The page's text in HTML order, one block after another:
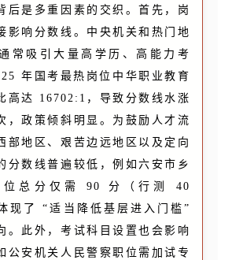
后是多重因素的交织。首先，岗
影响分数线。中央机关和热门地
常吸引大量高学历、高能力考
年国考最热岗位中华职业教育
高达 16702:1，导致分数线水涨
，政策倾斜明显。为鼓励人才流
部地区、艰苦边远地区以及定向
分数线普遍较低，例如六安市乡
位总分仅需 90 分（行测 40
现了 “适当降低基层进入门槛”
。此外，考试科目设置也会影响
公安机关人民警察职位需加试专